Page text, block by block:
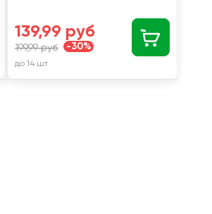
139,99 руб
199,99 руб -30%
до 14 шт